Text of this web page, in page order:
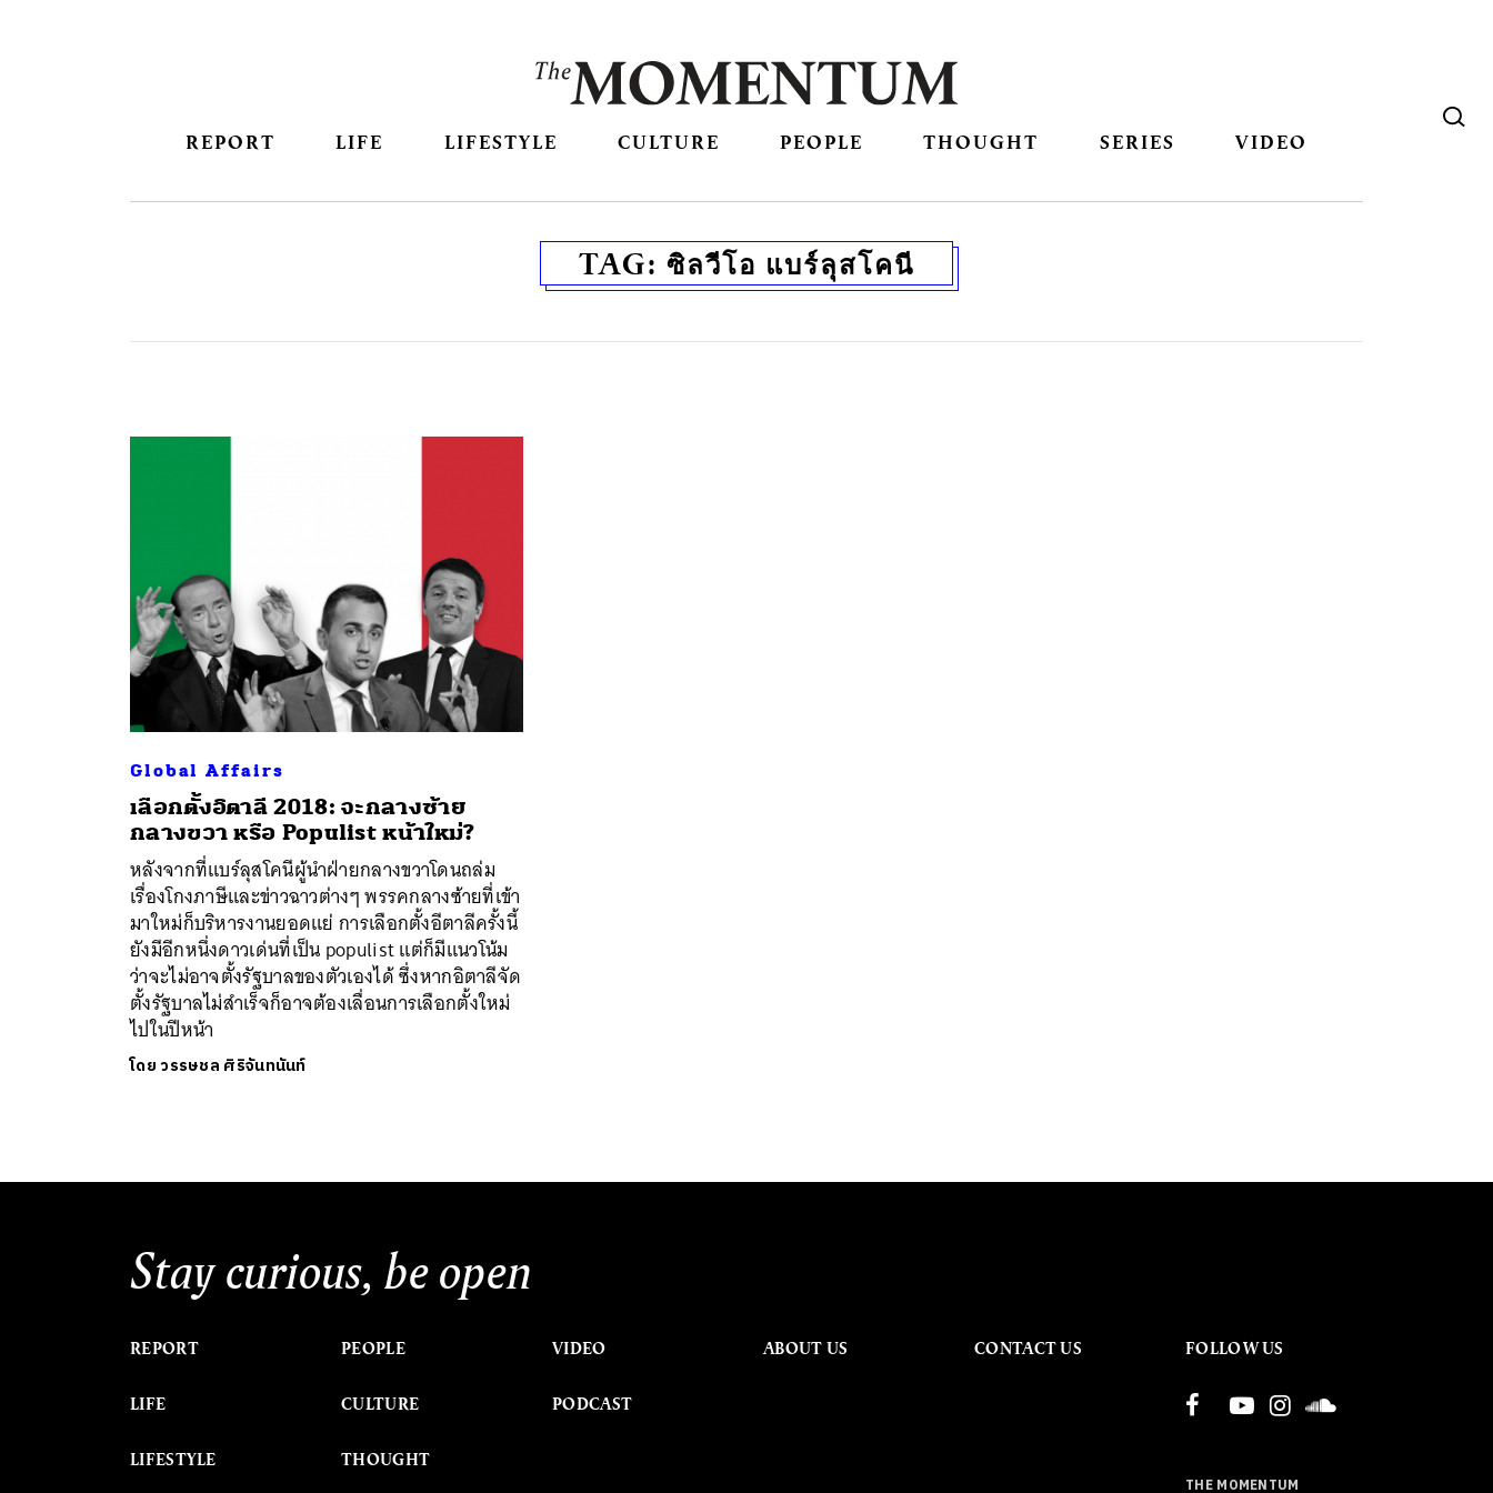
REPORT LIFE LIFESTYLE CULTURE PEOPLE THOUGHT SERIES VIDEO
TAG: ซิลวีโอ แบร์ลุสโคนี
Global Affairs
เลือกตั้งอิตาลี 2018: จะกลางซ้าย
กลางขวา หรือ Populist หน้าใหม่?
หลังจากที่แบร์ลุสโคนีผู้นำฝ่ายกลางขวาโดนถล่ม
เรื่องโกงภาษีและข่าวฉาวต่างๆ พรรคกลางซ้ายที่เข้า
มาใหม่ก็บริหารงานยอดแย่ การเลือกตั้งอีตาลีครั้งนี้
ยังมีอีกหนึ่งดาวเด่นที่เป็น populist แต่ก็มีแนวโน้ม
ว่าจะไม่อาจตั้งรัฐบาลของตัวเองได้ ซึ่งหากอิตาลีจัด
ตั้งรัฐบาลไม่สำเร็จก็อาจต้องเลื่อนการเลือกตั้งใหม่
ไปในปีหน้า
โดยวรรษชล ศิริจันทนันท์
Stay curious, be open
REPORT
LIFE
LIFESTYLE
PEOPLE
CULTURE
THOUGHT
VIDEO
PODCAST
ABOUT US CONTACT US FOLLOW US
THE MOMENTUM
ค้นหา